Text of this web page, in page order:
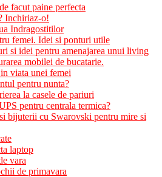
facut paine perfecta
Inchiriaz-o!
Indragostitilor
femei. Idei si ponturi utile
si idei pentru amenajarea unui living
mobilei de bucatarie.
viata unei femei
pentru nunta?
la casele de pariuri
pentru centrala termica?
bijuterii cu Swarovski pentru mire si
laptop
vara
de primavara